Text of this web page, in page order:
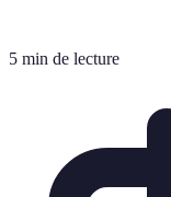
5 min de lecture